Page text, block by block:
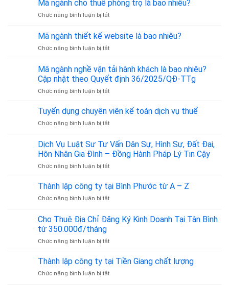
Mã ngành cho thuê phòng trọ là bao nhiêu?
Chức năng bình luận bị tắtở
ngành
cho
thuê
trọ
là
bao
nhiêu?
Mã ngành thiết kế website là bao nhiêu?
Chức năng bình luận bị tắtở
ngành
thiết
kế
website
bao
Mã ngành nghề vận tải hành khách là bao nhiêu?
Cập nhật theo Quyết định 36/2025/QĐ-TTg
Chức năng bình luận bị tắtở
ngành
vận
hành
khách
bao
Cập
định
Tuyển dụng chuyên viên kế toán dịch vụ thuế
Chức năng bình luận bị tắtở
dụng
chuyên
viên
kế
dịch
vụ
thuế
Dịch Vụ Luật Sư Tư Vấn Dân Sự, Hình Sự, Đất Đai,
Hôn Nhân Gia Đình – Đồng Hành Pháp Lý Tin Cậy
Chức năng bình luận bị tắtở
Vụ
Luật
Sư
Vấn
Hình
Đất
Thành lập công ty tại Bình Phước từ A – Z
Chức năng bình luận bị tắtở
lập
công
tại
Phước
từ
A
Cho Thuê Địa Chỉ Đăng Ký Kinh Doanh Tại Tân Bình
từ 350.000đ/tháng
Chức năng bình luận bị tắtở
Thuê
Địa
Chỉ
Thành lập công ty tại Tiền Giang chất lượng
Chức năng bình luận bị tắtở